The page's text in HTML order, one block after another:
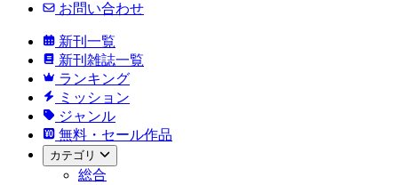
お問い合わせ
新刊一覧
新刊雑誌一覧
ランキング
ミッション
ジャンル
無料・セール作品
カテゴリ
総合